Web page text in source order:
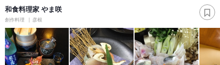
和食料理家 やま咲
創作料理 彦根